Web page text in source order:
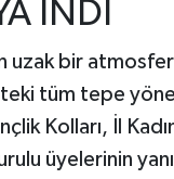
İNDİ
uzak bir
tüm tepe
Kolları, İl
üyelerinin